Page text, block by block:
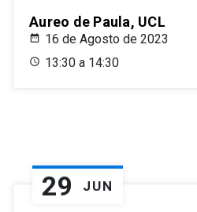
Aureo de Paula, UCL
16 de Agosto de 2023
13:30 a 14:30
29 JUN